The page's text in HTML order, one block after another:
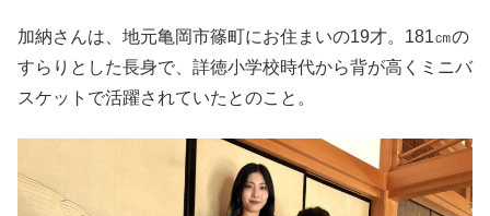
加納さんは、地元亀岡市篠町にお住まいの19才。181㎝の
すらりとした長身で、詳徳小学校時代から背が高くミニバ
スケットで活躍されていたとのこと。